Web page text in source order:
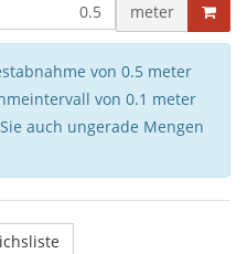
meter
von 0.5 meter
von 0.1 meter
auch ungerade Mengen